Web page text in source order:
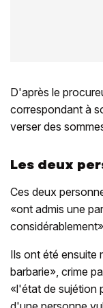
D'après le
correspondant à
verser des
Les deux
Ces deux
«ont admis une
Ils ont été ensuite
barbarie», crime
«l'état de sujétion